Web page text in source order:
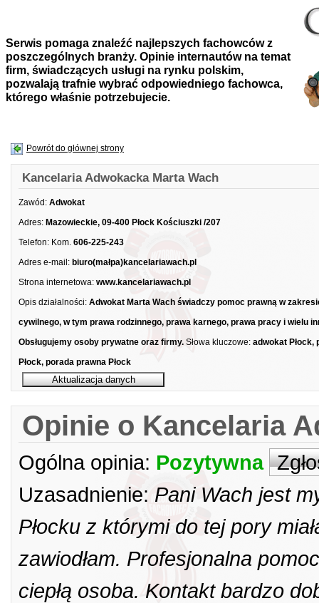
Serwis pomaga znaleźć najlepszych fachowców z
poszczególnych branży. Opinie internautów na temat
firm, świadczących usługi na rynku polskim,
pozwalają trafnie wybrać odpowiedniego fachowca,
którego właśnie potrzebujecie.
Powrót do głównej strony
Kancelaria Adwokacka Marta Wach
Zawód: Adwokat
Adres: Mazowieckie, 09-400 Płock Kościuszki /207
Telefon: Kom. 606-225-243
Adres e-mail: biuro(małpa)kancelariawach.pl
Strona internetowa: www.kancelariawach.pl
Opis działalności: Adwokat Marta Wach świadczy pomoc prawną w
cywilnego, w tym prawa rodzinnego, prawa karnego, prawa pracy i wielu
Obsługujemy osoby prywatne oraz firmy. Słowa kluczowe: adwokat Płock,
Płock, porada prawna Płock
Opinie o Kancelaria
Ogólna opinia: Pozytywna
Uzasadnienie: Pani Wach jest
Płocku z którymi do tej pory
zawiodłam. Profesjonalna
ciepłą osoba. Kontakt bardzo